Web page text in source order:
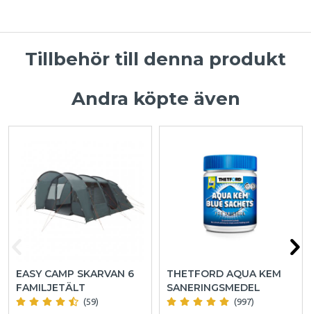
Tillbehör till denna produkt
Andra köpte även
EASY CAMP SKARVAN 6
FAMILJETÄLT
(59)
THETFORD AQUA KEM
SANERINGSMEDEL
(997)